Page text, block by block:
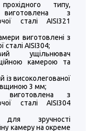
типу,
​​з
сталі AISI321
виготовлені з
сталі AISI304;
ущільнювач
камерою та
із високолегованої
3 мм;
виготовлена ​​з
сталі AISI304
для зручності
камеру на окреме